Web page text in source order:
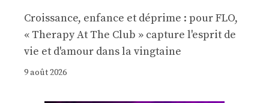
Croissance, enfance et déprime : pour FLO,
« Therapy At The Club » capture l'esprit de
vie et d'amour dans la vingtaine
9 août 2026